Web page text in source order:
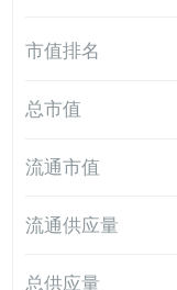
市值排名
总市值
流通市值
流通供应量
总供应量